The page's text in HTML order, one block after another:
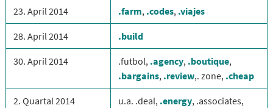
23. April 2014 .farm, .codes, .viajes
28. April 2014 .build
30. April 2014 .futbol, .agency, .boutique,
.bargains, .review,. zone, .cheap
2. Quartal 2014 u.a. .deal, .energy, .associates,